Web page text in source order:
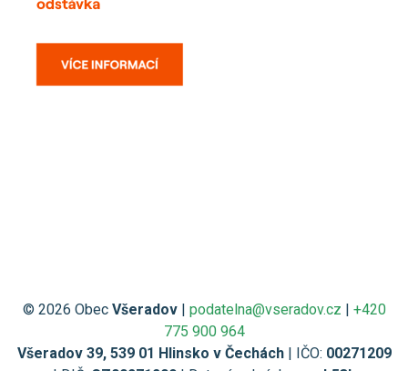
© 2026 Obec Všeradov| podatelna@vseradov.cz | +420
775 900 964
Všeradov 39, 539 01 Hlinsko v Čechách| IČO: 00271209